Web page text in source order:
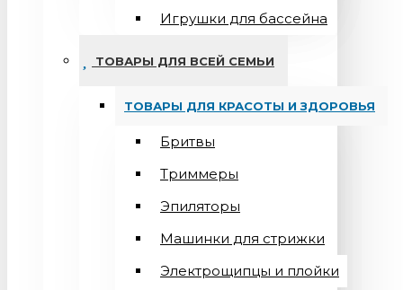
Игрушки для бассейна
ТОВАРЫ ДЛЯ ВСЕЙ СЕМЬИ
ТОВАРЫ ДЛЯ КРАСОТЫ И ЗДОРОВЬЯ
Бритвы
Триммеры
Эпиляторы
Машинки для стрижки
Электрощипцы и плойки